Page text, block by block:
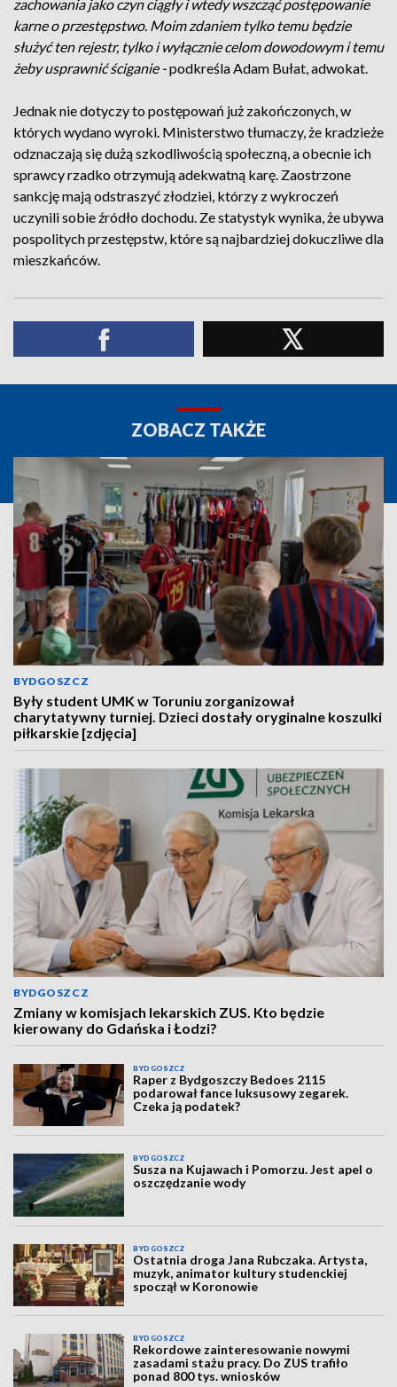
zachowania jako czyn ciągły i wtedy wszcząć postępowanie
karne o przestępstwo. Moim zdaniem tylko temu będzie
służyć ten rejestr, tylko i wyłącznie celom dowodowym i temu
żeby usprawnić ściganie -podkreśla Adam Bułat, adwokat.
Jednak nie dotyczy to postępowań już zakończonych, w
których wydano wyroki. Ministerstwo tłumaczy, że kradzieże
odznaczają się dużą szkodliwością społeczną, a obecnie ich
sprawcy rzadko otrzymują adekwatną karę. Zaostrzone
sankcję mają odstraszyć złodziei, którzy z wykroczeń
uczynili sobie źródło dochodu. Ze statystyk wynika, że ubywa
pospolitych przestępstw, które są najbardziej dokuczliwe dla
mieszkańców.
ZOBACZ TAKŻE
BYDGOSZCZ
Były student UMK w Toruniu zorganizował
charytatywny turniej. Dzieci dostały oryginalne koszulki
piłkarskie [zdjęcia]
BYDGOSZCZ
Zmiany w komisjach lekarskich ZUS. Kto będzie
kierowany do Gdańska i Łodzi?
BYDGOSZCZ
Raper z Bydgoszczy Bedoes 2115
podarował fance luksusowy zegarek.
Czeka ją podatek?
BYDGOSZCZ
Susza na Kujawach i Pomorzu. Jest apel o
oszczędzanie wody
BYDGOSZCZ
Ostatnia droga Jana Rubczaka. Artysta,
muzyk, animator kultury studenckiej
spoczął w Koronowie
BYDGOSZCZ
Rekordowe zainteresowanie nowymi
zasadami stażu pracy. Do ZUS trafiło
ponad 800 tys. wniosków